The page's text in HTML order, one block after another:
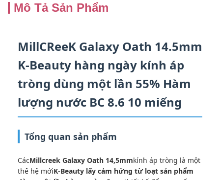
Mô Tả Sản Phẩm
MillCReeK Galaxy Oath 14.5mm
K-Beauty hàng ngày kính áp
tròng dùng một lần 55% Hàm
lượng nước BC 8.6 10 miếng
Tổng quan sản phẩm
CácMillcreek Galaxy Oath 14,5mmkính áp tròng là một
thế hệ mớiK-Beauty lấy cảm hứng từ loạt sản phẩm